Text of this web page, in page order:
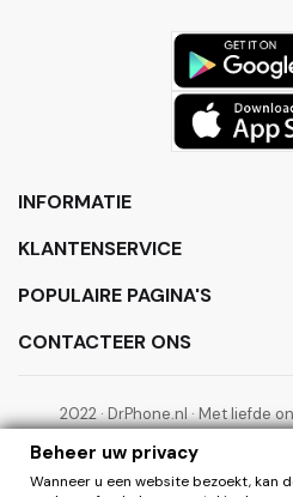
INFORMATIE
KLANTENSERVICE
POPULAIRE PAGINA'S
CONTACTEER ONS
2022 · DrPhone.nl · Met liefde
Beheer uw privacy
Wanneer u een website bezoekt, kan